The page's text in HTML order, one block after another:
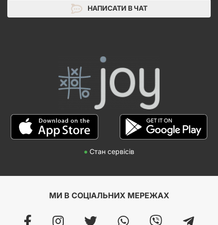
НАПИСАТИ В ЧАТ
● Стан сервісів
МИ В СОЦІАЛЬНИХ МЕРЕЖАХ